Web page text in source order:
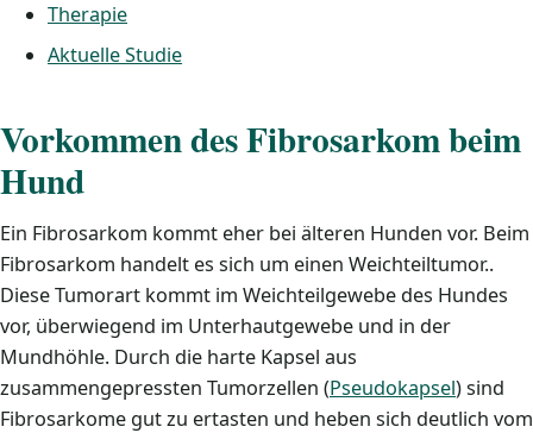
Therapie
Aktuelle Studie
Vorkommen des Fibrosarkom beim
Hund
Ein Fibrosarkom kommt eher bei älteren Hunden vor. Beim
Fibrosarkom handelt es sich um einen Weichteiltumor..
Diese Tumorart kommt im Weichteilgewebe des Hundes
vor, überwiegend im Unterhautgewebe und in der
Mundhöhle. Durch die harte Kapsel aus
zusammengepressten Tumorzellen (Pseudokapsel) sind
Fibrosarkome gut zu ertasten und heben sich deutlich vom